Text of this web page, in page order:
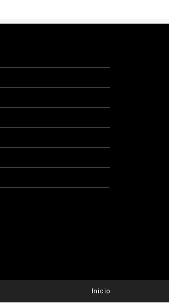
Inicio